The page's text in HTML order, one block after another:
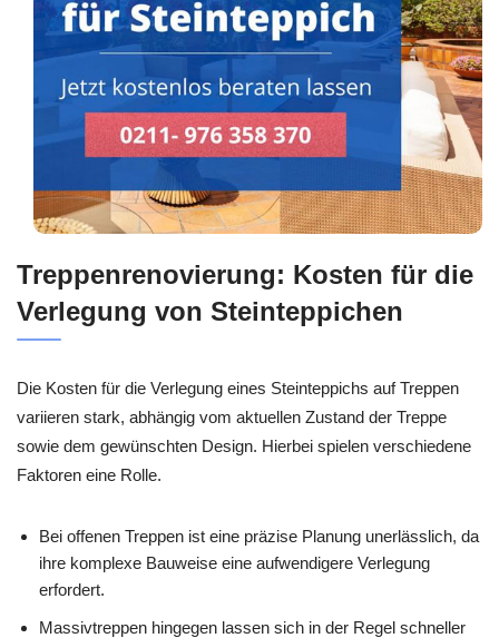
Treppenrenovierung: Kosten für die
Verlegung von Steinteppichen
Die Kosten für die Verlegung eines Steinteppichs auf Treppen
variieren stark, abhängig vom aktuellen Zustand der Treppe
sowie dem gewünschten Design. Hierbei spielen verschiedene
Faktoren eine Rolle.
Bei offenen Treppen ist eine präzise Planung unerlässlich, da
ihre komplexe Bauweise eine aufwendigere Verlegung
erfordert.
Massivtreppen hingegen lassen sich in der Regel schneller